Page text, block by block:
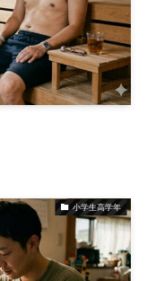
小学生高学年